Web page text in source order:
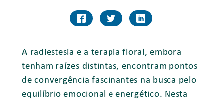
A radiestesia e a terapia floral, embora
tenham raízes distintas, encontram pontos
de convergência fascinantes na busca pelo
equilíbrio emocional e energético. Nesta